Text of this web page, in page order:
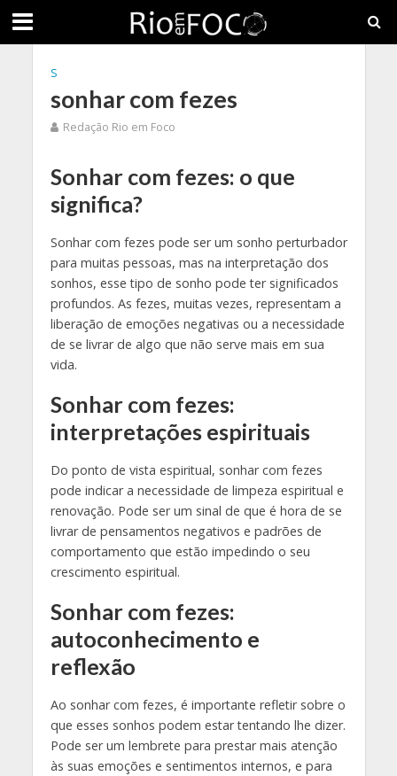
S
sonhar com fezes
Redação Rio em Foco
Sonhar com fezes: o que
significa?
Sonhar com fezes pode ser um sonho perturbador
para muitas pessoas, mas na interpretação dos
sonhos, esse tipo de sonho pode ter significados
profundos. As fezes, muitas vezes, representam a
liberação de emoções negativas ou a necessidade
de se livrar de algo que não serve mais em sua
vida.
Sonhar com fezes:
interpretações espirituais
Do ponto de vista espiritual, sonhar com fezes
pode indicar a necessidade de limpeza espiritual e
renovação. Pode ser um sinal de que é hora de se
livrar de pensamentos negativos e padrões de
comportamento que estão impedindo o seu
crescimento espiritual.
Sonhar com fezes:
autoconhecimento e
reflexão
Ao sonhar com fezes, é importante refletir sobre o
que esses sonhos podem estar tentando lhe dizer.
Pode ser um lembrete para prestar mais atenção
às suas emoções e sentimentos internos, e para